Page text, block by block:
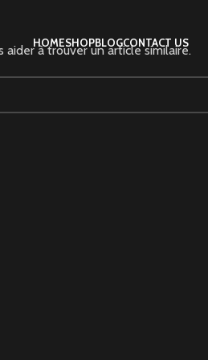
HOMESHOPBLOGCONTACT US
aider à trouver un article similaire.